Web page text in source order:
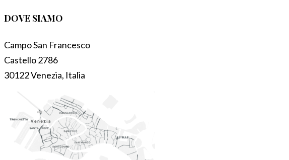
DOVE SIAMO
Campo San Francesco
Castello 2786
30122 Venezia, Italia